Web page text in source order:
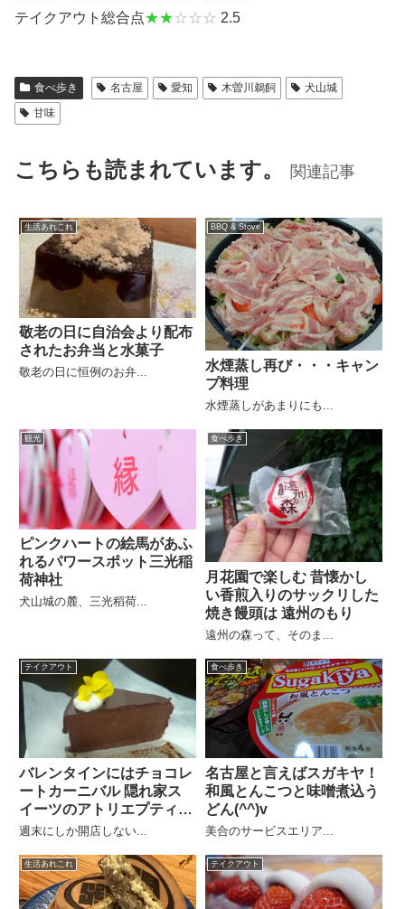
テイクアウト総合点★★☆☆☆ 2.5
食べ歩き 名古屋 愛知 木曽川鵜飼
犬山城
甘味
こちらも読まれています。 関連記事
生活あれこれ
敬老の日に自治会より配布
されたお弁当と水菓子
敬老の日に恒例のお弁...
BBQ & Stove
水煙蒸し再び・・・キャン
プ料理
水煙蒸しがあまりにも...
観光
ピンクハートの絵馬があふ
れるパワースポット三光稲
荷神社
犬山城の麓、三光稻荷...
食べ歩き
月花園で楽しむ 昔懐かし
い香煎入りのサックリした
焼き饅頭は 遠州のもり
遠州の森って、そのま...
テイクアウト
バレンタインにはチョコレ
ートカーニバル 隠れ家ス
イーツのアトリエプティカ
ラン
週末にしか開店しない...
食べ歩き
名古屋と言えばスガキヤ！
和風とんこつと味噌煮込う
どん(^^)v
美合のサービスエリア...
生活あれこれ テイクアウト